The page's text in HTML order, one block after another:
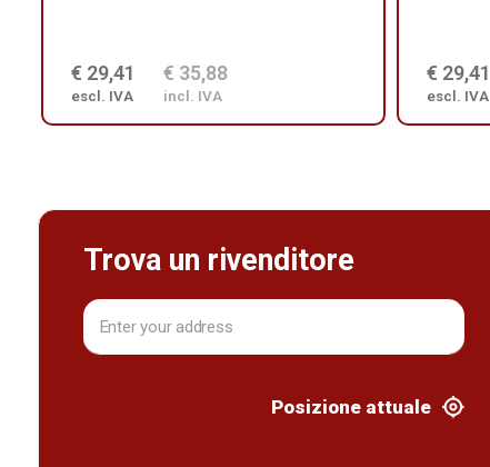
€ 29,41
escl. IVA
€ 35,88
incl. IVA
€ 29,41
escl. IVA
Trova un rivenditore
Posizione attuale